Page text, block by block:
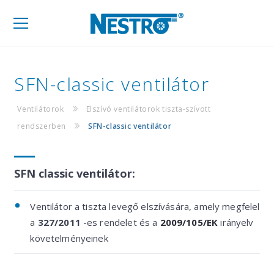
Mobil
SFN-classic ventilátor
Ventilátorok
Elszívó ventilátorok tiszta-szívott
rendszerben
SFN-classic ventilátor
SFN classic ventilátor:
Ventilátor a tiszta levegő elszívására, amely megfelel
a 327/2011 -es rendelet és a 2009/105/EK irányelv
követelményeinek